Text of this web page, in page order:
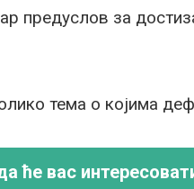
предуслов за
тема о којима
ће вас